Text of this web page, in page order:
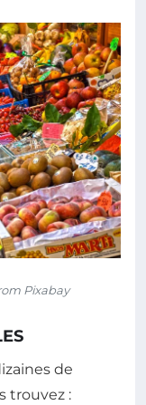
Pixabay
de
trouvez :